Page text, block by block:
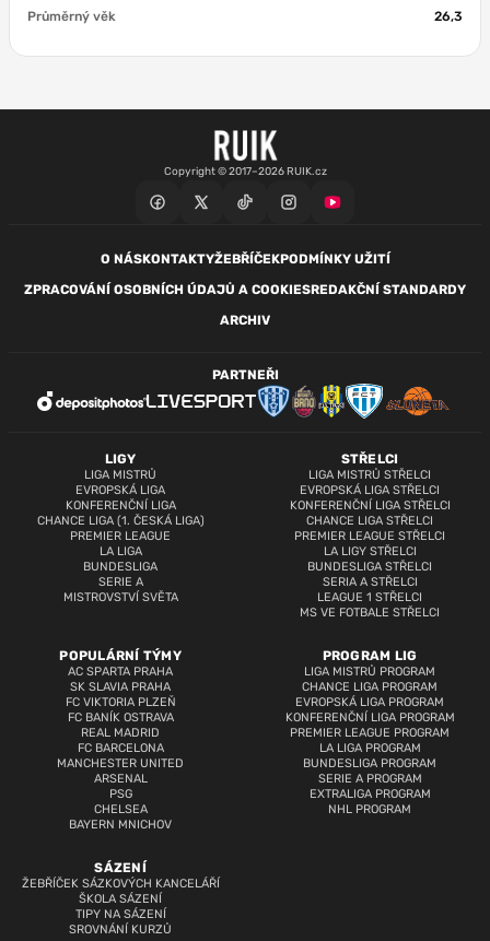
Průměrný věk 26,3
Copyright © 2017–2026 RUIK.cz
O NÁSKONTAKTYŽEBŘÍČEKPODMÍNKY UŽITÍ
ZPRACOVÁNÍ OSOBNÍCH ÚDAJŮ A COOKIESREDAKČNÍ STANDARDY
ARCHIV
LIGY
LIGA MISTRŮ
EVROPSKÁ LIGA
KONFERENČNÍ LIGA
CHANCE LIGA (1. ČESKÁ LIGA)
PREMIER LEAGUE
LA LIGA
BUNDESLIGA
SERIE A
MISTROVSTVÍ SVĚTA
STŘELCI
LIGA MISTRŮ STŘELCI
EVROPSKÁ LIGA STŘELCI
KONFERENČNÍ LIGA STŘELCI
CHANCE LIGA STŘELCI
PREMIER LEAGUE STŘELCI
LA LIGY STŘELCI
BUNDESLIGA STŘELCI
SERIA A STŘELCI
LEAGUE 1 STŘELCI
MS VE FOTBALE STŘELCI
POPULÁRNÍ TÝMY
AC SPARTA PRAHA
SK SLAVIA PRAHA
FC VIKTORIA PLZEŇ
FC BANÍK OSTRAVA
REAL MADRID
FC BARCELONA
MANCHESTER UNITED
ARSENAL
PSG
CHELSEA
BAYERN MNICHOV
PROGRAM LIG
LIGA MISTRŮ PROGRAM
CHANCE LIGA PROGRAM
EVROPSKÁ LIGA PROGRAM
KONFERENČNÍ LIGA PROGRAM
PREMIER LEAGUE PROGRAM
LA LIGA PROGRAM
BUNDESLIGA PROGRAM
SERIE A PROGRAM
EXTRALIGA PROGRAM
NHL PROGRAM
SÁZENÍ
ŽEBŘÍČEK SÁZKOVÝCH KANCELÁŘÍ
ŠKOLA SÁZENÍ
TIPY NA SÁZENÍ
SROVNÁNÍ KURZŮ
PARTNEŘI